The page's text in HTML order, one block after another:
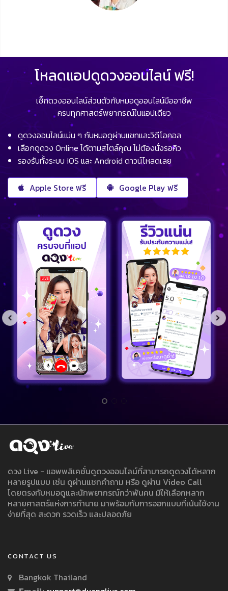
โหลดแอปดูดวงออนไลน์ ฟรี!
เช็กดวงออนไลน์ส่วนตัวกับหมอดูออนไลน์มืออาชีพ
ครบทุกศาสตร์พยากรณ์ในแอปเดียว
ดูดวงออนไลน์แม่น ๆ กับหมอดูผ่านแชทและวิดีโอคอล
เลือกดูดวง Online ได้ตามสไตล์คุณ ไม่ต้องนั่งรอคิว
รองรับทั้งระบบ iOS และ Android ดาวน์โหลดเลย
Apple Store ฟรี Google Play ฟรี
ดวง Live - แอพพลิเคชั่นดูดวงออนไลน์ที่สามารถดูดวงได้หลาก
หลายรูปแบบ เช่น ดูผ่านแชทคำถาม หรือ ดูผ่าน Video Call
โดยตรงกับหมอดูและนักพยากรณ์กว่าพันคน มีให้เลือกหลาก
หลายศาสตร์แห่งการทำนาย มาพร้อมกับการออกแบบที่เน้นใช้งาน
ง่ายที่สุด สะดวก รวดเร็ว และปลอดภัย
CONTACT US
Bangkok Thailand